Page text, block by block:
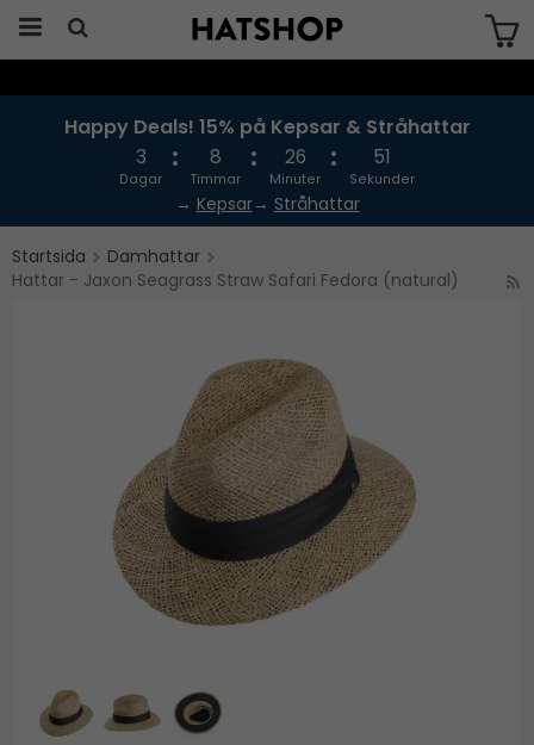
Happy Deals! 15% på Kepsar & Stråhattar
3
Dagar
8
Timmar
26
Minuter
51
Sekunder
→ Kepsar→ Stråhattar
Startsida
Damhattar
Hattar - Jaxon Seagrass Straw Safari Fedora (natural)